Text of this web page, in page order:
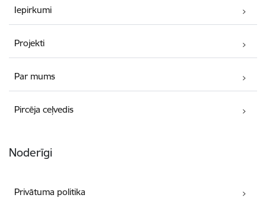
Iepirkumi
Projekti
Par mums
Pircēja ceļvedis
Noderīgi
Privātuma politika